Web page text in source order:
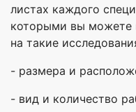
листах каждого
которыми вы можете
на такие
- размера и
- вид и количество